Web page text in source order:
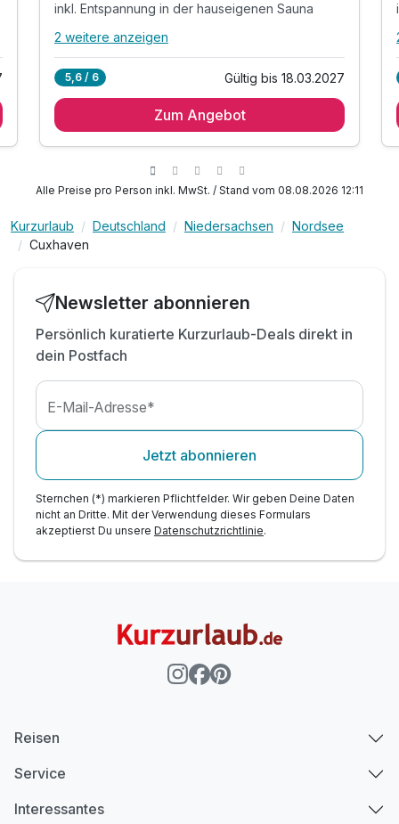
inkl. Entspannung in der hauseigenen Sauna
Alle Inklusivleistungen
2 x Frühstücksbüffet im Hotel Strandperle
inkl. Musikabend am Klavier am Freitag
2 weitere anzeigen
5,6 / 6 Gültig bis 18.03.2027
Zum Angebot
Alle Preise pro Person inkl. MwSt. / Stand vom 08.08.2026 12:11
Kurzurlaub Deutschland Niedersachsen
Nordsee
Cuxhaven
Newsletter abonnieren
Persönlich kuratierte Kurzurlaub-Deals direkt in
dein Postfach
E-Mail-Adresse*
Jetzt abonnieren
Sternchen (*) markieren Pflichtfelder. Wir geben Deine Daten
nicht an Dritte. Mit der Verwendung dieses Formulars
akzeptierst Du unsere Datenschutzrichtlinie.
Reisen
Service
Interessantes